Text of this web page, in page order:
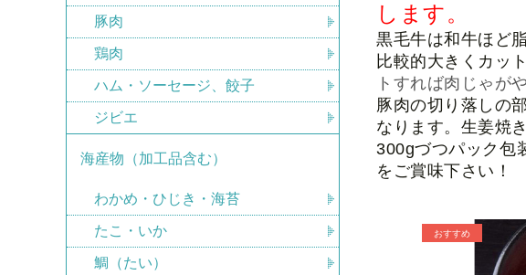
します。
黒毛牛は和牛ほど
比較的大きくカッ
トすれば肉じゃが
豚肉の切り落しの
なります。 生姜焼
300gづつパック包
をご賞味下さい！
豚肉
鶏肉
ハム・ソーセージ、餃子
ジビエ
海産物（加工品含む）
わかめ・ひじき・海苔
たこ・いか
鯛（たい）